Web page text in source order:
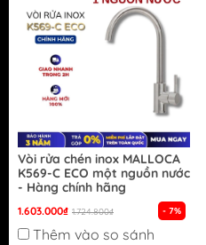
Vòi rửa chén inox MALLOCA
K569-C ECO một nguồn nước
- Hàng chính hãng
1.603.000₫ 1.724.800₫ - 7%
Thêm vào so sánh